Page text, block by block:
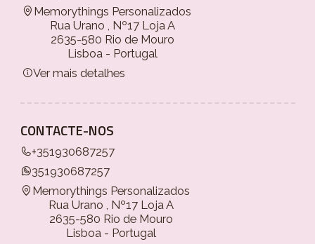
Memorythings Personalizados
Rua Urano , Nº17 Loja A
2635-580 Rio de Mouro
Lisboa - Portugal
Ver mais detalhes
CONTACTE-NOS
+351930687257
351930687257
Memorythings Personalizados
Rua Urano , Nº17 Loja A
2635-580 Rio de Mouro
Lisboa - Portugal